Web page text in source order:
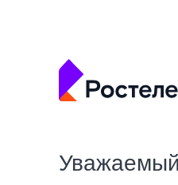
Уважаемый